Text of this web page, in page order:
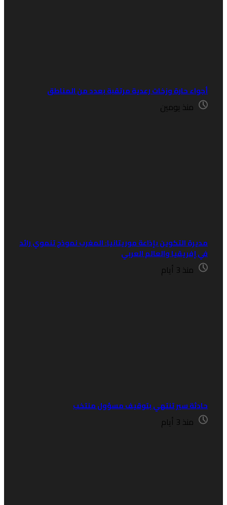
حارة وزخات رعدية مرتقبة بعدد من المناطق
منذ يومين
التكوين بإذاعة موريتانيا: المغرب نموذج تنموي رائد
إفريقيا والعالم العربي
منذ 3 أيام
سير تنتهي بتوقيف مسؤول منتخب
منذ 3 أيام